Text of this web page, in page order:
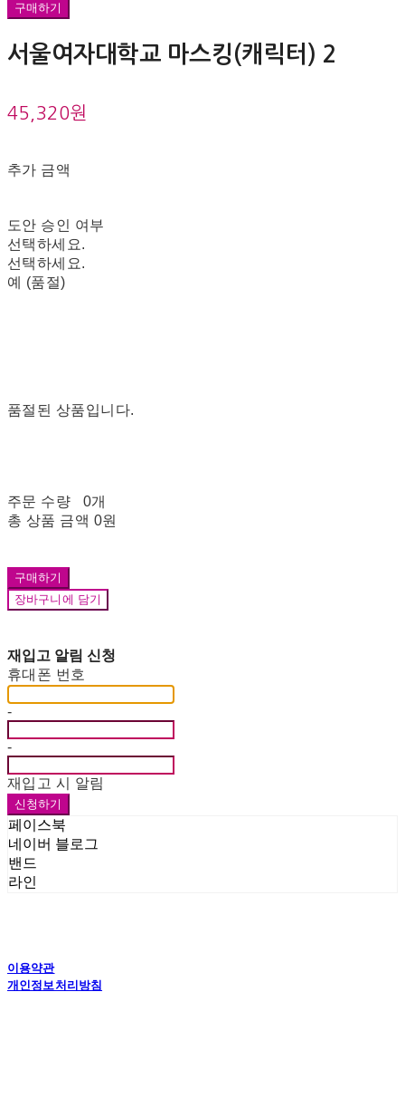
구매하기
서울여자대학교 마스킹(캐릭터) 2
45,320원
추가 금액
도안 승인 여부
선택하세요.
선택하세요.
예 (품절)
품절된 상품입니다.
주문 수량
0개
총 상품 금액 0원
구매하기
장바구니에 담기
재입고 알림 신청
휴대폰 번호
-
-
재입고 시 알림
신청하기
페이스북
네이버 블로그
밴드
라인
이용약관
개인정보처리방침